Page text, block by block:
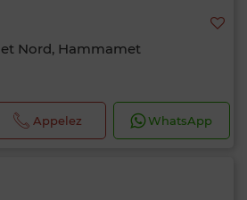
Nord, Hammamet
Appelez WhatsApp